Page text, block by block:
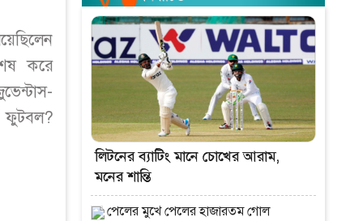
করে
ফুটবল?
লিটনের ব্যাটিং মানে চোখের আরাম,
মনের শান্তি
পেলের মুখে পেলের হাজারতম গোল